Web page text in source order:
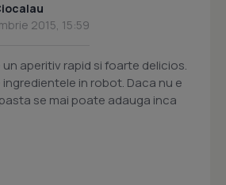
2015, 15:59
aperitiv rapid si foarte delicios.
in robot. Daca nu e
se mai poate adauga inca